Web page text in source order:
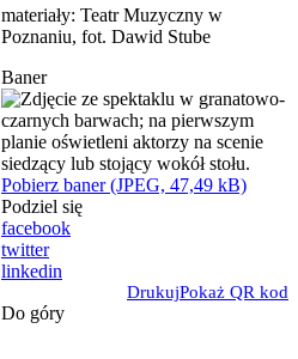
materiały: Teatr Muzyczny w
Poznaniu, fot. Dawid Stube
Baner
Pobierz baner (JPEG, 47,49 kB)
Podziel się
facebook
twitter
linkedin
DrukujPokaż QR kod
Do góry